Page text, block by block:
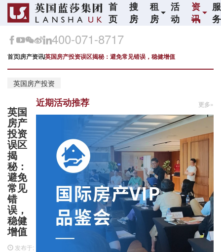
首
页
搜
房
租
房
活
动
资
讯
服
务
400-071-8717
首页房产资讯英国房产投资误区揭秘：避免常见错误，稳健增值
英国房产投资
英国
房产
投资
误区
揭
秘：
避免
常见
错
误，
稳健
增值
发布于:
近期活动推荐 更多»